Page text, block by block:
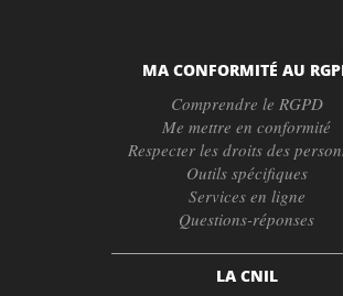
MA CONFORMITÉ AU
Comprendre le RGPD
Me mettre en conformité
Respecter les droits des
Outils spécifiques
Services en ligne
Questions-réponses
LA CNIL